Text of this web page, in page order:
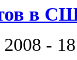
в
-